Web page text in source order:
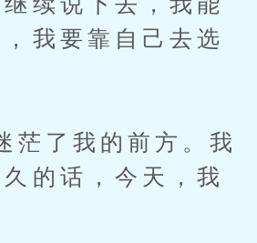
我要靠自己去选
了我的前方。我
的话，今天，我